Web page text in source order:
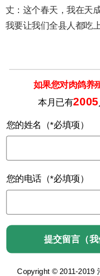
丈：这个春天，我在天
我要让我们全县人都吃
如果您对肉鸽养
本月已有2005
您的姓名（*必填项）
您的电话（*必填项）
Copyright © 2011-2019